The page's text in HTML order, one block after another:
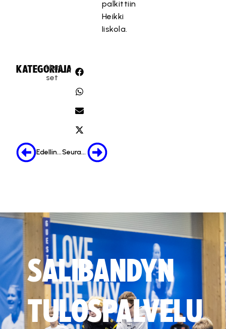
palkittiin
Heikki
Iiskola.
KATEGORIA:
Uuti
set
JAA:
Edellinen Seuraava
SALIBANDYN
TULOSPALVELU